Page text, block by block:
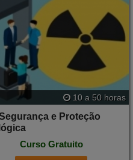
10 a 50 horas
e Proteção
Curso Gratuito